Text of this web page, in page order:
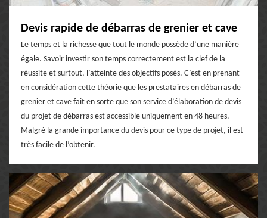
Devis rapide de débarras de grenier et cave
Le temps et la richesse que tout le monde possède d’une manière
égale. Savoir investir son temps correctement est la clef de la
réussite et surtout, l’atteinte des objectifs posés. C’est en prenant
en considération cette théorie que les prestataires en débarras de
grenier et cave fait en sorte que son service d’élaboration de devis
du projet de débarras est accessible uniquement en 48 heures.
Malgré la grande importance du devis pour ce type de projet, il est
très facile de l’obtenir.